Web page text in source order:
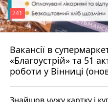
Вакансії в
«Благоустрій» та 51
роботи у Вінниці
241
4 серпня 2026 р.
Знайшов чужу картку і